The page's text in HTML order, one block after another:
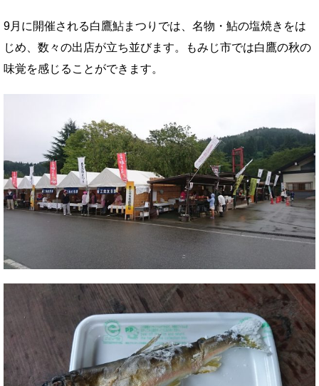
9月に開催される白鷹鮎まつりでは、名物・鮎の塩焼きをは
じめ、数々の出店が立ち並びます。もみじ市では白鷹の秋の
味覚を感じることができます。